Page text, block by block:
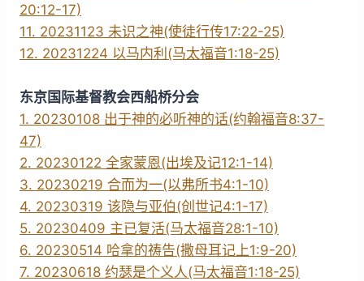
20:12-17)
11. 20231123 未识之神(使徒行传17:22-25)
12. 20231224 以马内利(马太福音1:18-25)
东京国际基督教会西船桥分会
1. 20230108 出于神的必听神的话(约翰福音8:37-
47)
2. 20230122 全家蒙恩(出埃及记12:1-14)
3. 20230219 合而为一(以弗所书4:1-10)
4. 20230319 该隐与亚伯(创世记4:1-17)
5. 20230409 主已复活(马太福音28:1-10)
6. 20230514 哈拿的祷告(撒母耳记上1:9-20)
7. 20230618 约瑟是个义人(马太福音1:18-25)